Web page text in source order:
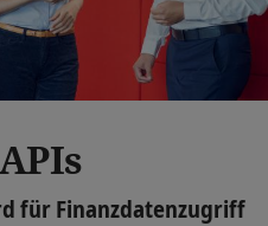
für Finanzdatenzugriff